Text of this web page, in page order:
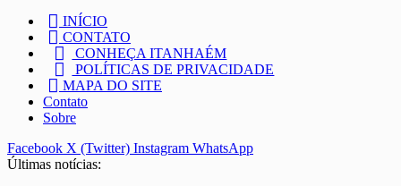
INÍCIO
CONTATO
CONHEÇA ITANHAÉM
POLÍTICAS DE PRIVACIDADE
MAPA DO SITE
Contato
Sobre
Facebook X (Twitter) Instagram WhatsApp
Últimas notícias: